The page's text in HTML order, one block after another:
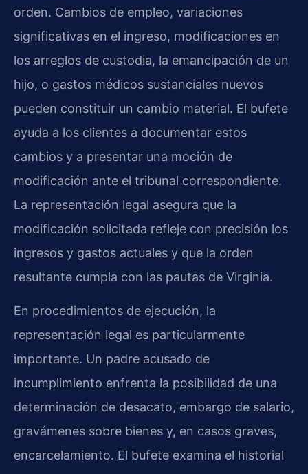
orden. Cambios de empleo, variaciones
significativas en el ingreso, modificaciones en
los arreglos de custodia, la emancipación de un
hijo, o gastos médicos sustanciales nuevos
pueden constituir un cambio material. El bufete
ayuda a los clientes a documentar estos
cambios y a presentar una moción de
modificación ante el tribunal correspondiente.
La representación legal asegura que la
modificación solicitada refleje con precisión los
ingresos y gastos actuales y que la orden
resultante cumpla con las pautas de Virginia.
En procedimientos de ejecución, la
representación legal es particularmente
importante. Un padre acusado de
incumplimiento enfrenta la posibilidad de una
determinación de desacato, embargo de salario,
gravámenes sobre bienes y, en casos graves,
encarcelamiento. El bufete examina el historial